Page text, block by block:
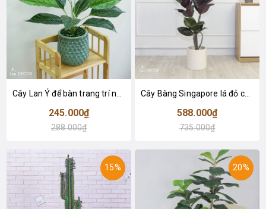
245.000₫
288.000₫
Cây Bàng Singapore lá đỏ cây giả trang trí Lan Decor (110cm) - LC2918-1
588.000₫
735.000₫
15% 20%